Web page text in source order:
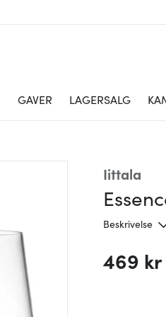
GAVER LAGERSALG
Iittala
Beskrivelse
469 kr